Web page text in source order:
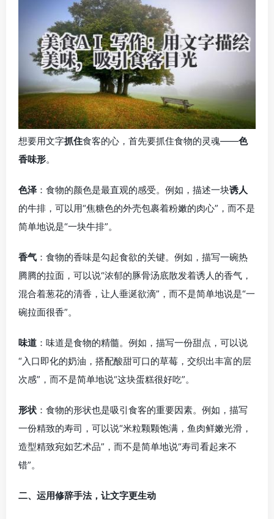
想要用文字抓住食客的心，首先要抓住食物的灵魂——色
香味形。
色泽：食物的颜色是最直观的感受。例如，描述一块诱人
的牛排，可以用“焦糖色的外壳包裹着粉嫩的肉心”，而不是
简单地说是“一块牛排”。
香气 ：食物的香味是勾起食欲的关键。例如，描写一碗热
腾腾的拉面，可以说“浓郁的豚骨汤底散发着诱人的香气，
混合着葱花的清香，让人垂涎欲滴”，而不是简单地说是“一
碗拉面很香”。
味道 ：味道是食物的精髓。例如，描写一份甜点，可以说
“入口即化的奶油，搭配酸甜可口的草莓，交织出丰富的层
次感”，而不是简单地说“这块蛋糕很好吃”。
形状 ：食物的形状也是吸引食客的重要因素。例如，描写
一份精致的寿司，可以说“米粒颗颗饱满，鱼肉鲜嫩光滑，
造型精致宛如艺术品”，而不是简单地说“寿司看起来不
错”。
二、运用修辞手法，让文字更生动